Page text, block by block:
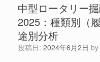
中型ロータリー
2025：種類別（
途別分析
投稿日: 2024年6月2日 by